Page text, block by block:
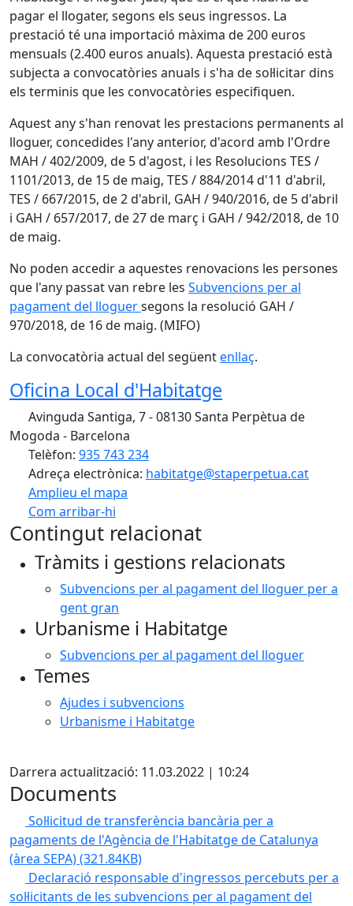
pagar el llogater, segons els seus ingressos. La
prestació té una importació màxima de 200 euros
mensuals (2.400 euros anuals). Aquesta prestació està
subjecta a convocatòries anuals i s'ha de sol·licitar dins
els terminis que les convocatòries especifiquen.
Aquest any s'han renovat les prestacions permanents al
lloguer, concedides l'any anterior, d'acord amb l'Ordre
MAH / 402/2009, de 5 d'agost, i les Resolucions TES /
1101/2013, de 15 de maig, TES / 884/2014 d'11 d'abril,
TES / 667/2015, de 2 d'abril, GAH / 940/2016, de 5 d'abril
i GAH / 657/2017, de 27 de març i GAH / 942/2018, de 10
de maig.
No poden accedir a aquestes renovacions les persones
que l'any passat van rebre les Subvencions per al
pagament del lloguersegons la resolució GAH /
970/2018, de 16 de maig. (MIFO)
La convocatòria actual del següentenllaç.
Oficina Local d'Habitatge
Avinguda Santiga, 7 - 08130 Santa Perpètua de
Mogoda - Barcelona
Telèfon: 935 743 234
Adreça electrònica: habitatge@staperpetua.cat
Amplieu el mapa
Com arribar-hi
+
Contingut relacionat
Tràmits i gestions relacionats
Subvencions per al pagament del lloguer per a
gent gran
Urbanisme i Habitatge
Subvencions per al pagament del lloguer
Temes
Ajudes i subvencions
Urbanisme i Habitatge
Darrera actualització: 11.03.2022 | 10:24
Documents
Sol·licitud de transferència bancària per a
pagaments de l'Agència de l'Habitatge de Catalunya
(àrea SEPA)(321.84KB)
Declaració responsable d'ingressos percebuts per a
sol·licitants de les subvencions per al pagament del